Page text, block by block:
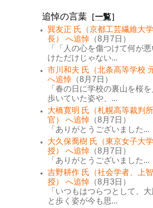
追悼の言葉 ［一覧］
巽友正 氏（京都工芸繊維大
長） へ追悼 （8月7日）
「「人の心を傷つけて何が
けただけじゃない...
市川和夫 氏（北条高等学校
へ追悼 （8月7日）
「春の日に学校の裏山を桜
歩いていた姿や、...
大橋寛明 氏（札幌高等裁判
官） へ追悼 （8月7日）
「ありがとうございました...
大久保喬樹 氏（東京女子大
授） へ追悼 （8月7日）
「ありがとうございました...
吉野耕作 氏（社会学者、上
授） へ追悼 （8月3日）
「いつもはつらつとして、
と歩く姿が今も思...